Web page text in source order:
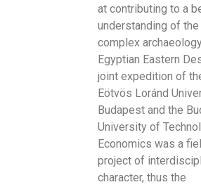
at contributing to a
understanding of the
complex
Egyptian Eastern
joint expedition of
Eötvös Loránd
Budapest and the
University of
Economics was a
project of
character, thus the